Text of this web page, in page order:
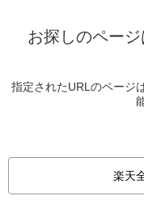
お探しのページ
指定されたURLのページ
楽天